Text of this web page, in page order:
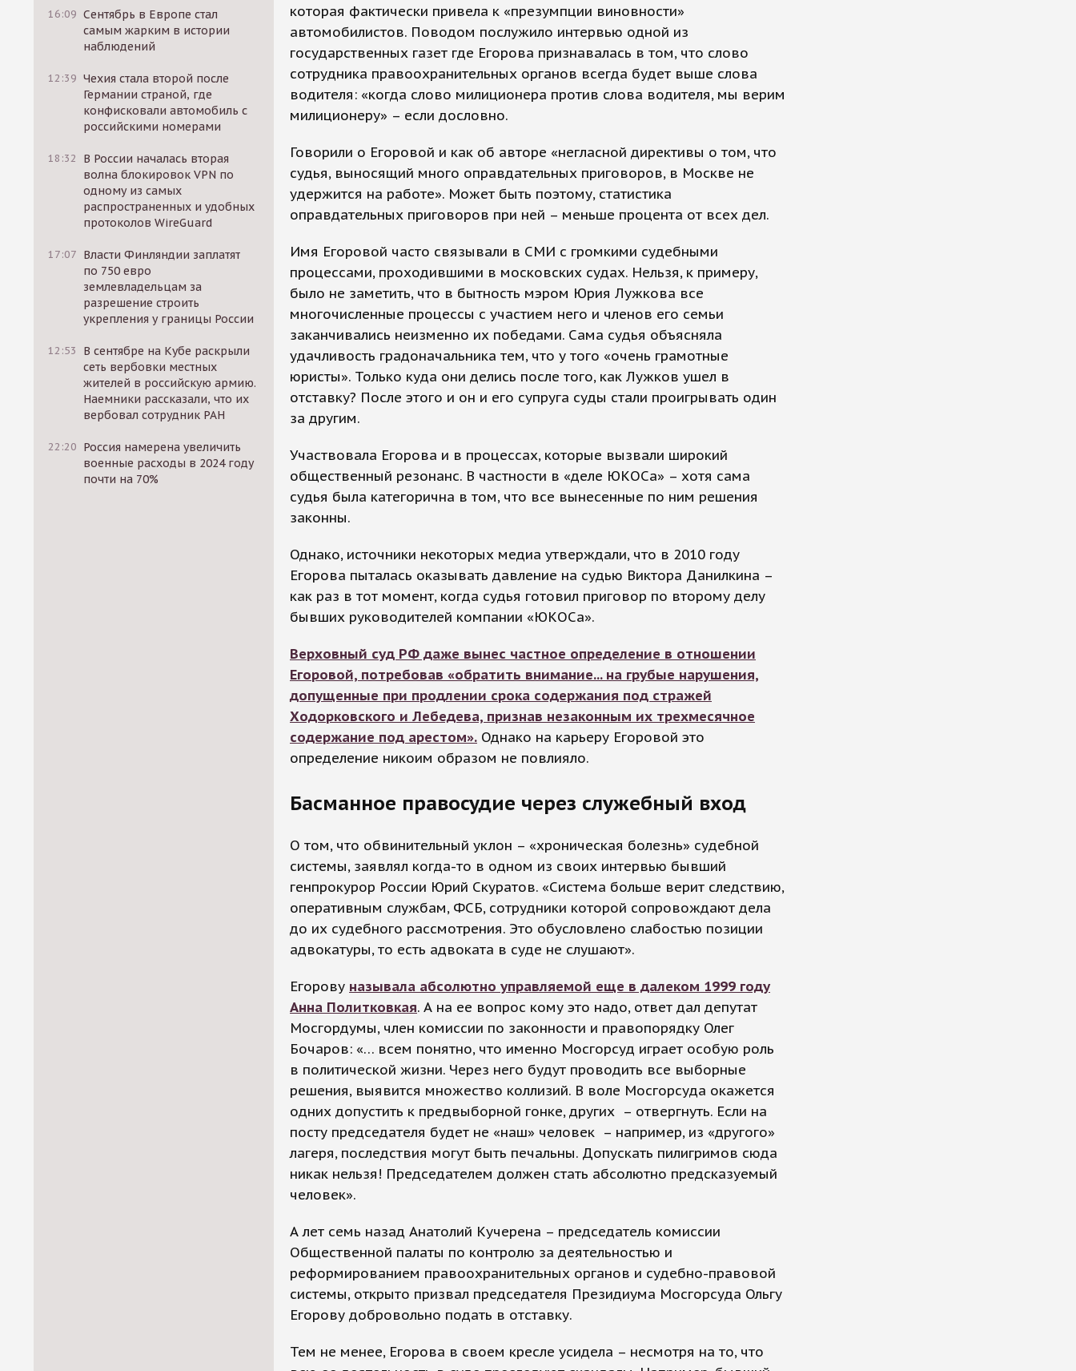
16:09 Сентябрь в Европе стал
самым жарким в истории
наблюдений
12:39 Чехия стала второй после
Германии страной, где
конфисковали автомобиль с
российскими номерами
18:32
В России началась вторая
волна блокировок VPN по
одному из самых
распространенных и удобных
протоколов WireGuard
17:07 Власти Финляндии заплатят
по 750 евро
землевладельцам за
разрешение строить
укрепления у границы России
12:53
В сентябре на Кубе раскрыли
сеть вербовки местных
жителей в российскую армию.
Наемники рассказали, что их
вербовал сотрудник РАН
22:20 Россия намерена увеличить
военные расходы в 2024 году
почти на 70%
которая фактически привела к «презумпции виновности»
автомобилистов. Поводом послужило интервью одной из
государственных газет где Егорова признавалась в том, что слово
сотрудника правоохранительных органов всегда будет выше слова
водителя: «когда слово милиционера против слова водителя, мы верим
милиционеру» – если дословно.
Говорили о Егоровой и как об авторе «негласной директивы о том, что
судья, выносящий много оправдательных приговоров, в Москве не
удержится на работе». Может быть поэтому, статистика
оправдательных приговоров при ней – меньше процента от всех дел.
Имя Егоровой часто связывали в СМИ с громкими судебными
процессами, проходившими в московских судах. Нельзя, к примеру,
было не заметить, что в бытность мэром Юрия Лужкова все
многочисленные процессы с участием него и членов его семьи
заканчивались неизменно их победами. Сама судья объясняла
удачливость градоначальника тем, что у того «очень грамотные
юристы». Только куда они делись после того, как Лужков ушел в
отставку? После этого и он и его супруга суды стали проигрывать один
за другим.
Участвовала Егорова и в процессах, которые вызвали широкий
общественный резонанс. В частности в «деле ЮКОСа» – хотя сама
судья была категорична в том, что все вынесенные по ним решения
законны.
Однако, источники некоторых медиа утверждали, что в 2010 году
Егорова пыталась оказывать давление на судью Виктора Данилкина –
как раз в тот момент, когда судья готовил приговор по второму делу
бывших руководителей компании «ЮКОСа».
Верховный суд РФ даже вынес частное определение в отношении
Егоровой, потребовав «обратить внимание... на грубые нарушения,
допущенные при продлении срока содержания под стражей
Ходорковского и Лебедева, признав незаконным их трехмесячное
содержание под арестом». Однако на карьеру Егоровой это
определение никоим образом не повлияло.
Басманное правосудие через служебный вход
О том, что обвинительный уклон – «хроническая болезнь» судебной
системы, заявлял когда-то в одном из своих интервью бывший
генпрокурор России Юрий Скуратов. «Система больше верит следствию,
оперативным службам, ФСБ, сотрудники которой сопровождают дела
до их судебного рассмотрения. Это обусловлено слабостью позиции
адвокатуры, то есть адвоката в суде не слушают».
Егорову называла абсолютно управляемой еще в далеком 1999 году
Анна Политковкая. А на ее вопрос кому это надо, ответ дал депутат
Мосгордумы, член комиссии по законности и правопорядку Олег
Бочаров: «… всем понятно, что именно Мосгорсуд играет особую роль
в политической жизни. Через него будут проводить все выборные
решения, выявится множество коллизий. В воле Мосгорсуда окажется
одних допустить к предвыборной гонке, других – отвергнуть. Если на
посту председателя будет не «наш» человек – например, из «другого»
лагеря, последствия могут быть печальны. Допускать пилигримов сюда
никак нельзя! Председателем должен стать абсолютно предсказуемый
человек».
А лет семь назад Анатолий Кучерена – председатель комиссии
Общественной палаты по контролю за деятельностью и
реформированием правоохранительных органов и судебно-правовой
системы, открыто призвал председателя Президиума Мосгорсуда Ольгу
Егорову добровольно подать в отставку.
Тем не менее, Егорова в своем кресле усидела – несмотря на то, что